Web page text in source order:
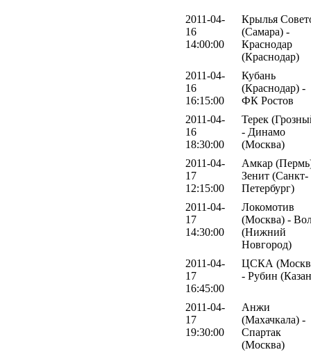
2011-04-
16
14:00:00
Крылья
(Самара) -
Краснодар
(Краснодар)
2011-04-
16
16:15:00
Кубань
(Краснодар) -
ФК Ростов
2011-04-
16
18:30:00
Терек
- Динамо
(Москва)
2011-04-
17
12:15:00
Амкар
Зенит (Санкт-
Петербург)
2011-04-
17
14:30:00
Локомотив
(Москва) -
(Нижний
Новгород)
2011-04-
17
16:45:00
ЦСКА
- Рубин
2011-04-
17
19:30:00
Анжи
(Махачкала) -
Спартак
(Москва)